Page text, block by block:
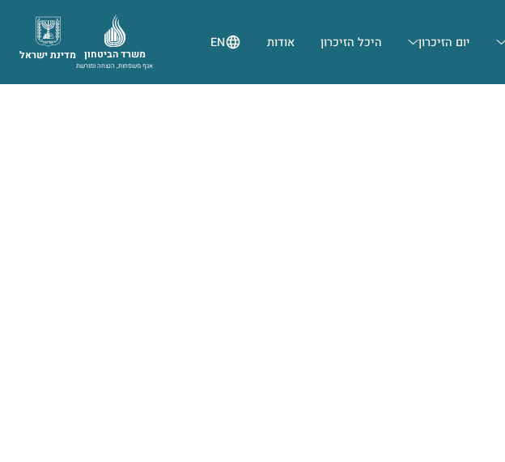
יום הזיכרון היכל הזיכרון אודות EN
מדינת ישראל משרד הביטחון
אגף משפחות, הנצחה ומורשת